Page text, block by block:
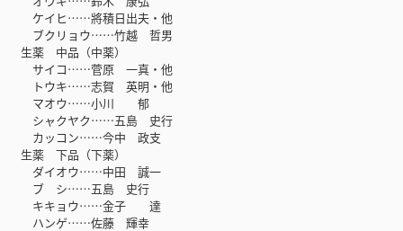
ケイヒ……將積日出夫・他
ブクリョウ……竹越 哲男
生薬 中品（中薬）
サイコ……菅原 一真・他
トウキ……志賀 英明・他
マオウ……小川 郁
シャクヤク……五島 史行
カッコン……今中 政支
生薬 下品（下薬）
ダイオウ……中田 誠一
ブ シ……五島 史行
キキョウ……金子 達
ハンゲ……佐藤 輝幸